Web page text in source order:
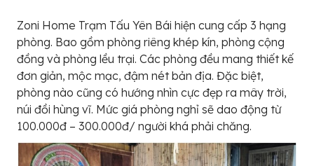
Zoni Home Trạm Tấu Yên Bái hiện cung cấp 3 hạng
phòng. Bao gồm phòng riêng khép kín, phòng cộng
đồng và phòng lều trại. Các phòng đều mang thiết kế
đơn giản, mộc mạc, đậm nét bản địa. Đặc biệt,
phòng nào cũng có hướng nhìn cực đẹp ra mây trời,
núi đồi hùng vĩ. Mức giá phòng nghỉ sẽ dao động từ
100.000đ – 300.000đ/ người khá phải chăng.